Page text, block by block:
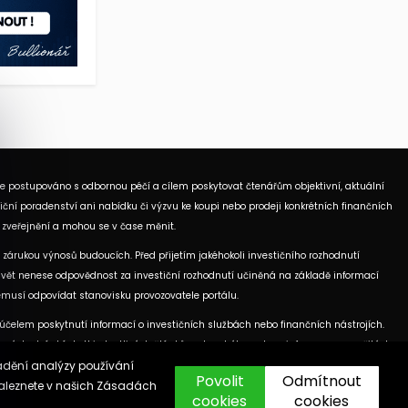
postupováno s odbornou péčí a cílem poskytovat čtenářům objektivní, aktuální
poradenství ani nabídku či výzvu ke koupi nebo prodeji konkrétních finančních
a mohou se v čase měnit.
výnosů budoucích. Před přijetím jakéhokoli investičního rozhodnutí
nenese odpovědnost za investiční rozhodnutí učiněná na základě informací
odpovídat stanovisku provozovatele portálu.
poskytnutí informací o investičních službách nebo finančních nástrojích.
stránkách. U jednotlivých článků mohou být uvedeny informace o použitých
analýzy používání
v našich Zásadách
Povolit
cookies
Odmítnout
cookies